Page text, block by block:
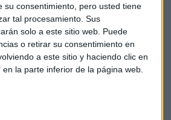
su consentimiento, pero usted tiene
tal procesamiento. Sus
solo a este sitio web. Puede
o retirar su consentimiento en
a este sitio y haciendo clic en
la parte inferior de la página web.
del estómago:
encima de canales
del estómago" emerge como un
"lo que más prima es el